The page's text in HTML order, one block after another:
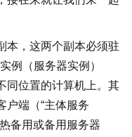
本，这两个副本必须驻
例（服务器实例）
同位置的计算机上。其
户端（“主体服务
备用或备用服务器